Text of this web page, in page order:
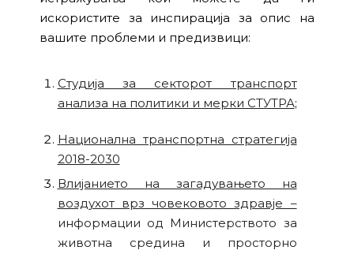
искористите за инспирација за опис на
вашите проблеми и предизвици:
Студија за секторот транспорт
анализа на политики и мерки СТУТРА;
Национална транспортна стратегија
2018-2030
Влијанието на загадувањето на
воздухот врз човековото здравје –
информации од Министерството за
животна средина и просторно